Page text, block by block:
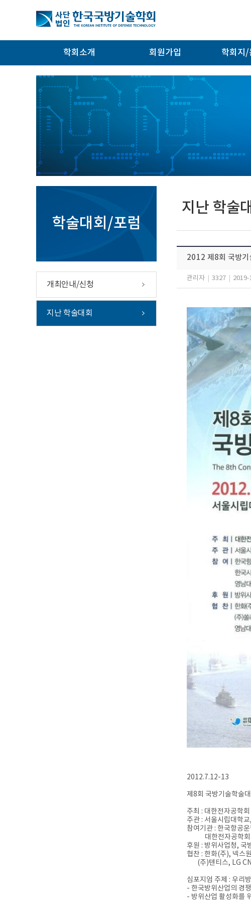
학회소개 회원가입 학회지/
학술대회/포럼
개최안내/신청
지난 학술대회
지난 학술
2012 제8회 국방기
관리자 3327 2019-
2012.7.12-13
제8회 국방기술학술
주최 : 대한전자공학
주관 : 서울시립대학
참여기관 : 한국항공
대한전자공학회 컴
후원 : 방위사업청, 국
협찬 : 한화(주), 넥스
(주)텐티스, LG
심포지엄 주제 : 우리
- 한국방위산업의 경
- 방위산업 활성화를